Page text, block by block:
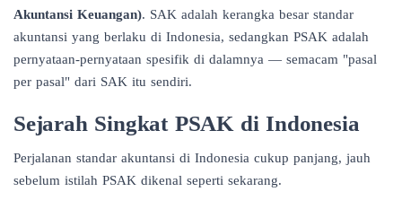
Akuntansi Keuangan). SAK adalah kerangka besar standar
akuntansi yang berlaku di Indonesia, sedangkan PSAK adalah
pernyataan-pernyataan spesifik di dalamnya — semacam "pasal
per pasal" dari SAK itu sendiri.
Sejarah Singkat PSAK di Indonesia
Perjalanan standar akuntansi di Indonesia cukup panjang, jauh
sebelum istilah PSAK dikenal seperti sekarang.